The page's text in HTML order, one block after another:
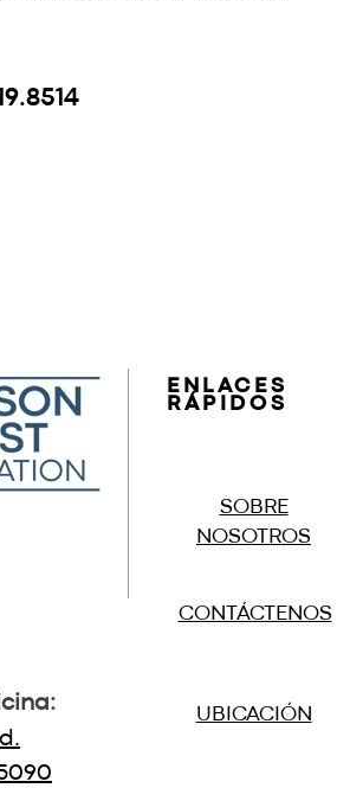
ENLACES
RÁPIDOS
SOBRE
NOSOTROS
CONTÁCTENOS
UBICACIÓN